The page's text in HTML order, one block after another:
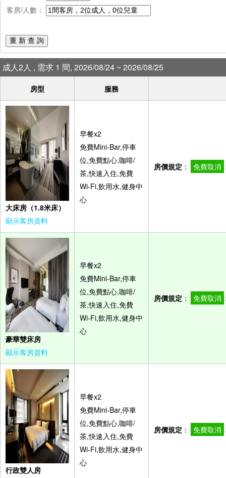
客房/人數：
重 新 查 詢
成人2人 , 需求 1 間, 2026/08/24 ~ 2026/08/25
房型 服務
大床房（1.8米床）
顯示客房資料
早餐x2
免費Mini-Bar,停車
位,免費點心,咖啡/
茶,快速入住,免費
Wi-Fi,飲用水,健身中
心
房價規定 ： 免費取消
豪華雙床房
顯示客房資料
早餐x2
免費Mini-Bar,停車
位,免費點心,咖啡/
茶,快速入住,免費
Wi-Fi,飲用水,健身中
心
房價規定 ： 免費取消
行政雙人房
早餐x2
免費Mini-Bar,停車
位,免費點心,咖啡/
茶,快速入住,免費
Wi-Fi,飲用水,健身中
心
房價規定 ： 免費取消